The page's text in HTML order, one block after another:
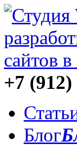
+7 (912)
Блог